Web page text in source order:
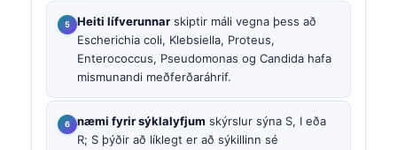
Heiti lífverunnar skiptir máli vegna þess að
Escherichia coli, Klebsiella, Proteus,
Enterococcus, Pseudomonas og Candida hafa
mismunandi meðferðaráhrif.
næmi fyrir sýklalyfjum skýrslur sýna S, I eða
R; S þýðir að líklegt er að sýkillinn sé